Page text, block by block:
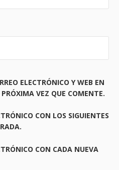
ELECTRÓNICO Y WEB EN
VEZ QUE COMENTE.
CON LOS SIGUIENTES
CON CADA NUEVA